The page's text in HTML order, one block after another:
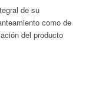
de su
como de
del producto